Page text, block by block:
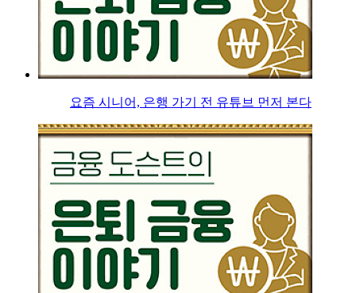
요즘 시니어, 은행 가기 전 유튜브 먼저 본다